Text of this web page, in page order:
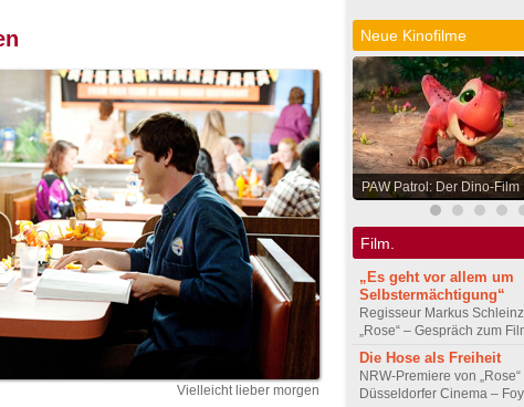
Vielleicht lieber morgen
Neue Kinofilme
PAW Patrol: Der Dino-Film
Film.
„Es geht vor allem um
Selbstermächtigung“
Regisseur Markus
„Rose“ – Gespräch zum
Die Hose als Freiheit
NRW-Premiere von „Rose“
Düsseldorfer Cinema –